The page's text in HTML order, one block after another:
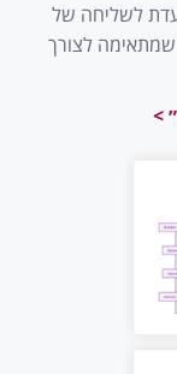
לשליחה של
לצורך
>